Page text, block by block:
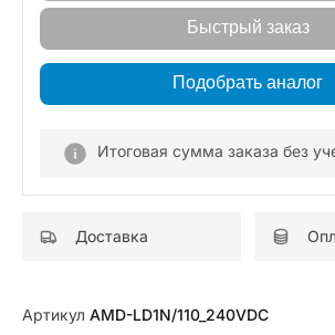
Быстрый заказ
Подобрать аналог
Итоговая сумма заказа без
Доставка
Артикул AMD-LD1N/110_240VDC